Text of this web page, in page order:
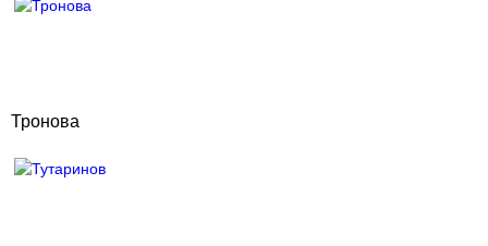
Тронова